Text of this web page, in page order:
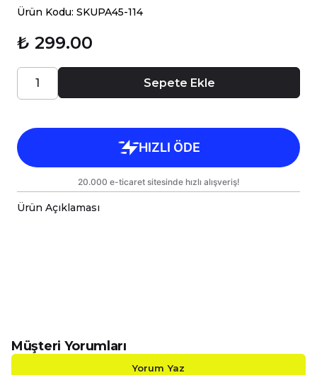
Ürün Kodu: SKUPA45-114
₺ 299.00
Sepete Ekle
Ürün Açıklaması
Müşteri Yorumları
Yorum Yaz